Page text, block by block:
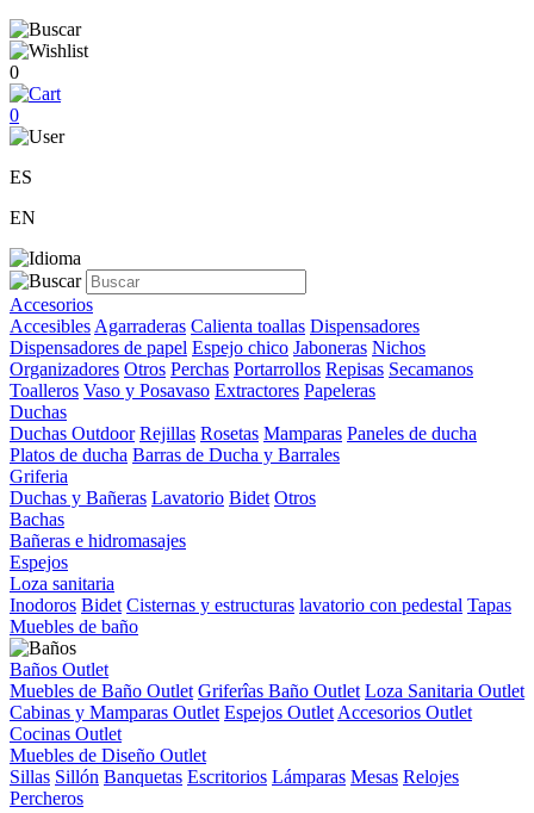
0
0
ES
EN
Accesorios
Accesibles Agarraderas Calienta toallas Dispensadores
Dispensadores de papel Espejo chico Jaboneras Nichos
Organizadores Otros Perchas Portarrollos Repisas Secamanos
Toalleros Vaso y Posavaso Extractores Papeleras
Duchas
Duchas Outdoor Rejillas Rosetas Mamparas Paneles de ducha
Platos de ducha Barras de Ducha y Barrales
Griferia
Duchas y Bañeras Lavatorio Bidet Otros
Bachas
Bañeras e hidromasajes
Espejos
Loza sanitaria
Inodoros Bidet Cisternas y estructuras lavatorio con pedestal Tapas
Muebles de baño
Baños Outlet
Muebles de Baño Outlet Griferîas Baño Outlet Loza Sanitaria Outlet
Cabinas y Mamparas Outlet Espejos Outlet Accesorios Outlet
Cocinas Outlet
Muebles de Diseño Outlet
Sillas Sillón Banquetas Escritorios Lámparas Mesas Relojes
Percheros